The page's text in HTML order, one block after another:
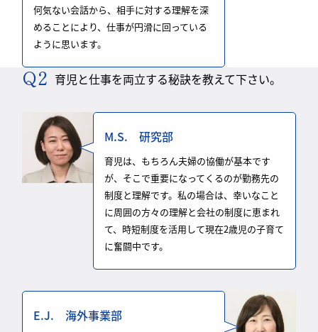
何気ない会話から、相手に対する理解を深
めることにより、仕事が円滑に回っている
ように思います。
育児と仕事を両立する秘訣を教えて下さい。
M.S. 研究部
育児は、もちろん夫婦の協働が基本です
が、そこで重要になってくるのが勤務先の
制度と理解です。私の場合は、幸いなこと
に周囲の方々の理解と会社の制度に恵まれ
て、時短制度を活用して現在2歳児の子育て
に奮闘中です。
E.J. 海外事業部